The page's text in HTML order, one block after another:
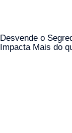
Desvende o
Impacta Mais do